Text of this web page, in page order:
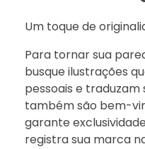
Um toque de
Para tornar sua
busque ilustrações
pessoais e
também são bem-
garante
registra sua marca